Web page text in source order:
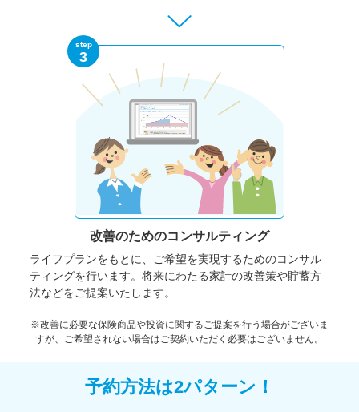
step
3
改善のためのコンサルティング
ライフプランをもとに、ご希望を実現するためのコンサル
ティングを行います。将来にわたる家計の改善策や貯蓄方
法などをご提案いたします。
※改善に必要な保険商品や投資に関するご提案を行う場合がございま
すが、ご希望されない場合はご契約いただく必要はございません。
予約方法は2パターン！